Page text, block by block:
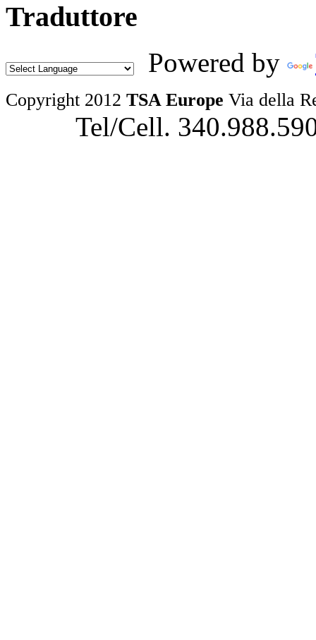
Traduttore
Powered by
Copyright 2012 TSA Europe Via della
Tel/Cell.